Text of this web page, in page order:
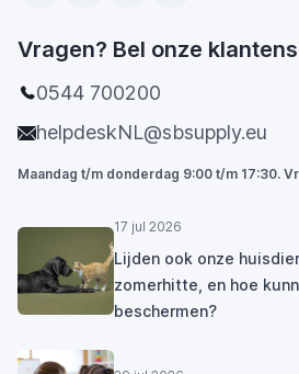
Vragen? Bel onze
0544 700200
helpdeskNL@sbsupply.eu
Maandag t/m donderdag 9:00 t/m 17:30.
17 jul 2026
Lijden ook onze
zomerhitte, en hoe
beschermen?